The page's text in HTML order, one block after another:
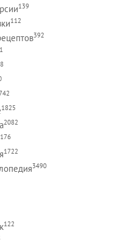
139
112
392
1825
2082
176
1722
3490
122